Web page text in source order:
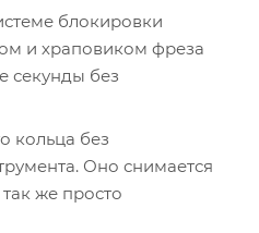
блокировки
и храповиком фреза
секунды без
кольца без
Оно снимается
же просто